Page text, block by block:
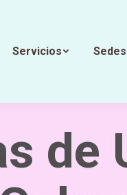
Servicios Sedes
de